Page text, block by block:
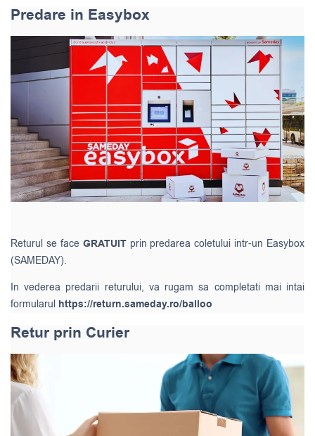
Predare in Easybox
Returul se face GRATUIT prin predarea coletului intr-un Easybox
(SAMEDAY).
In vederea predarii returului, va rugam sa completati mai intai
formularul https://return.sameday.ro/balloo
Retur prin Curier